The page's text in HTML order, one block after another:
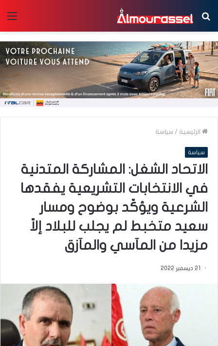
بحث
عن
الرئيسية / سياسة
سياسة
الاتحاد الشغل: المشاركة المتدنية
في الانتخابات التشريعية يفقدها
الشرعية ويؤكّد بوضوح ومسار
سعيد متخبط لم يجلب للبلاد إلاّ
مزيدا من المآسي والمآزق
21 ديسمبر 2022